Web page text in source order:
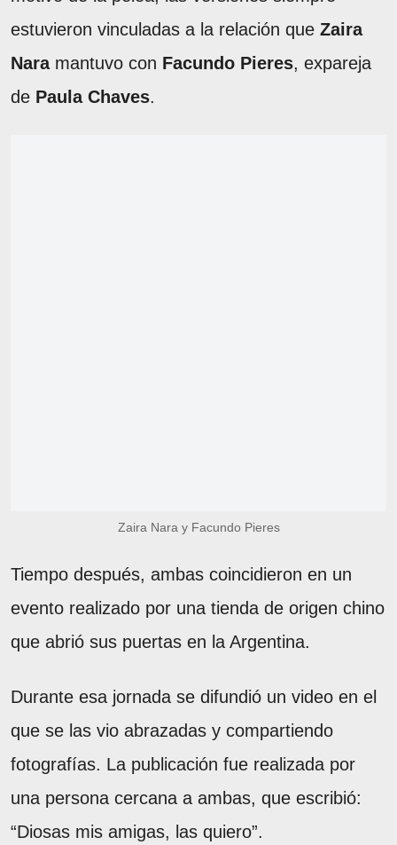
estuvieron vinculadas a la relación que Zaira
Naramantuvo con Facundo Pieres, expareja
de Paula Chaves.
Zaira Nara y Facundo Pieres
Tiempo después, ambas coincidieron en un
evento realizado por una tienda de origen chino
que abrió sus puertas en la Argentina.
Durante esa jornada se difundió un video en el
que se las vio abrazadas y compartiendo
fotografías. La publicación fue realizada por
una persona cercana a ambas, que escribió:
“Diosas mis amigas, las quiero”.